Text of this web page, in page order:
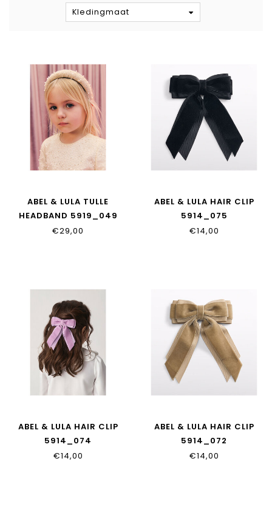
Kledingmaat
ABEL & LULA TULLE
HEADBAND 5919_049
€29,00
ABEL & LULA HAIR CLIP
5914_075
€14,00
ABEL & LULA HAIR CLIP
5914_074
€14,00
ABEL & LULA HAIR CLIP
5914_072
€14,00